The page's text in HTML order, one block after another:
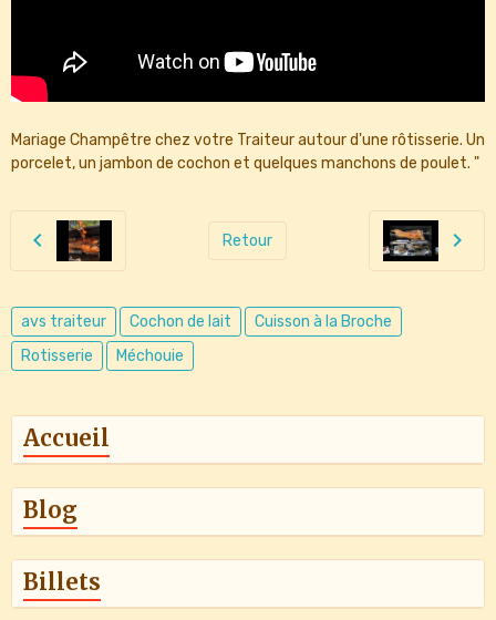
Mariage Champêtre chez votre Traiteur autour d'une rôtisserie. Un
porcelet, un jambon de cochon et quelques manchons de poulet. "
Retour
avs traiteur Cochon de lait
Cuisson à la Broche
Rotisserie
Méchouie
Accueil
Blog
Billets